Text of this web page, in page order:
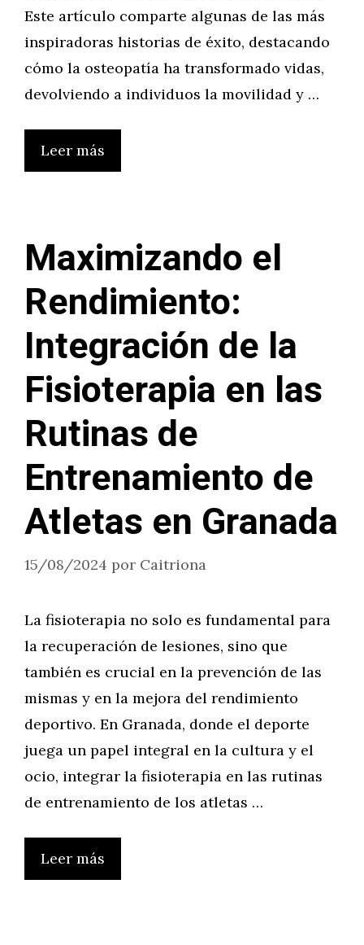
Este artículo comparte algunas de las más
inspiradoras historias de éxito, destacando
cómo la osteopatía ha transformado vidas,
devolviendo a individuos la movilidad y …
Leer más
Maximizando el
Rendimiento:
Integración de la
Fisioterapia en las
Rutinas de
Entrenamiento de
Atletas en Granada
15/08/2024 por Caitriona
La fisioterapia no solo es fundamental para
la recuperación de lesiones, sino que
también es crucial en la prevención de las
mismas y en la mejora del rendimiento
deportivo. En Granada, donde el deporte
juega un papel integral en la cultura y el
ocio, integrar la fisioterapia en las rutinas
de entrenamiento de los atletas …
Leer más